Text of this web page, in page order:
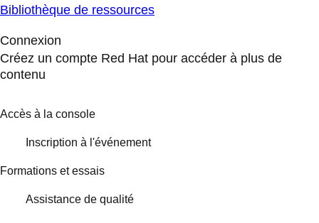
Bibliothèque de ressources
Connexion
Créez un compte Red Hat pour accéder à plus de
contenu
Accès à la console
Inscription à l'événement
Formations et essais
Assistance de qualité